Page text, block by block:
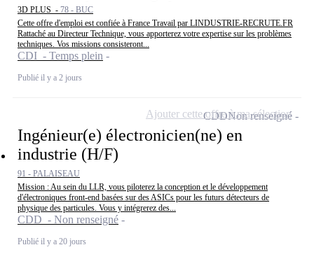
3D PLUS - 78 - BUC
Cette offre d'emploi est confiée à France Travail par LINDUSTRIE-RECRUTE.FR
Rattaché au Directeur Technique, vous apporterez votre expertise sur les problèmes
techniques. Vos missions consisteront...
CDI - Temps plein
Publié il y a 2 jours
Ingénieur(e) électronicien(ne) en
industrie (H/F)
91 - PALAISEAU
Mission : Au sein du LLR, vous piloterez la conception et le développement
d'électroniques front-end basées sur des ASICs pour les futurs détecteurs de
physique des particules. Vous y intégrerez des...
CDD - Non renseigné
Publié il y a 20 jours
CDDNon renseigné
Ajouter cette offre à ma sélection